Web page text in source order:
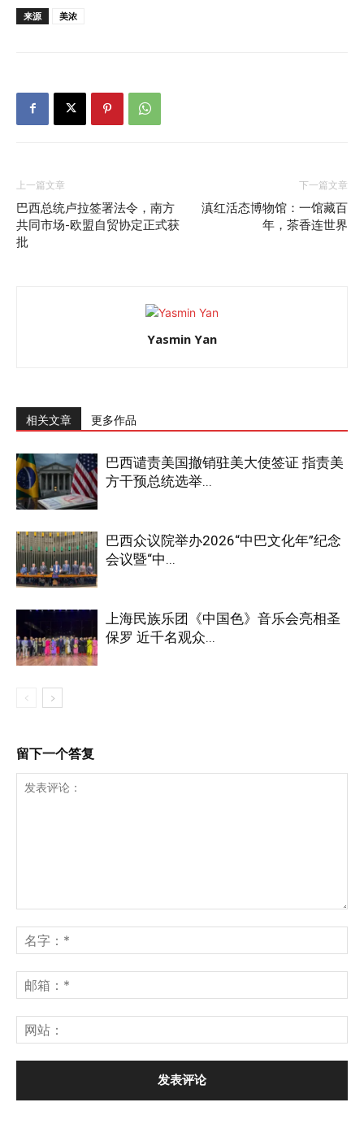
来源 美浓
上一篇文章
巴西总统卢拉签署法令，南方
共同市场-欧盟自贸协定正式获
批
下一篇文章
滇红活态博物馆：一馆藏百
年，茶香连世界
Yasmin Yan
相关文章 更多作品
巴西谴责美国撤销驻美大使签证 指责美
方干预总统选举...
巴西众议院举办2026“中巴文化年”纪念
会议暨“中...
上海民族乐团《中国色》音乐会亮相圣
保罗 近千名观众...
留下一个答复